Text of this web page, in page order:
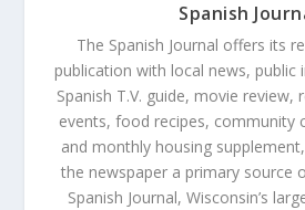
Spanish
The Spanish Journal offers its
publication with local news,
Spanish T.V. guide, movie
events, food recipes, community
and monthly housing
the newspaper a primary source
Spanish Journal, Wisconsin’s